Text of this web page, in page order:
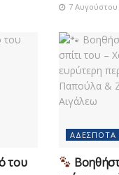
7 Αυγούστου
του
ΑΔΈΣΠΟΤΑ